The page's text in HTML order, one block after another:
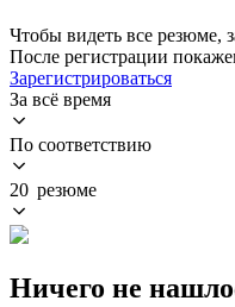
Чтобы видеть все резюме,
После регистрации
Зарегистрироваться
За всё время
По соответствию
20 резюме
Ничего не